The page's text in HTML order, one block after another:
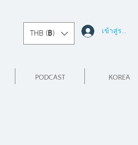
THB (฿) เข้าสู่ระบบ
PODCAST KOREA